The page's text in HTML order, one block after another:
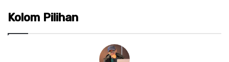
Kolom Pilihan